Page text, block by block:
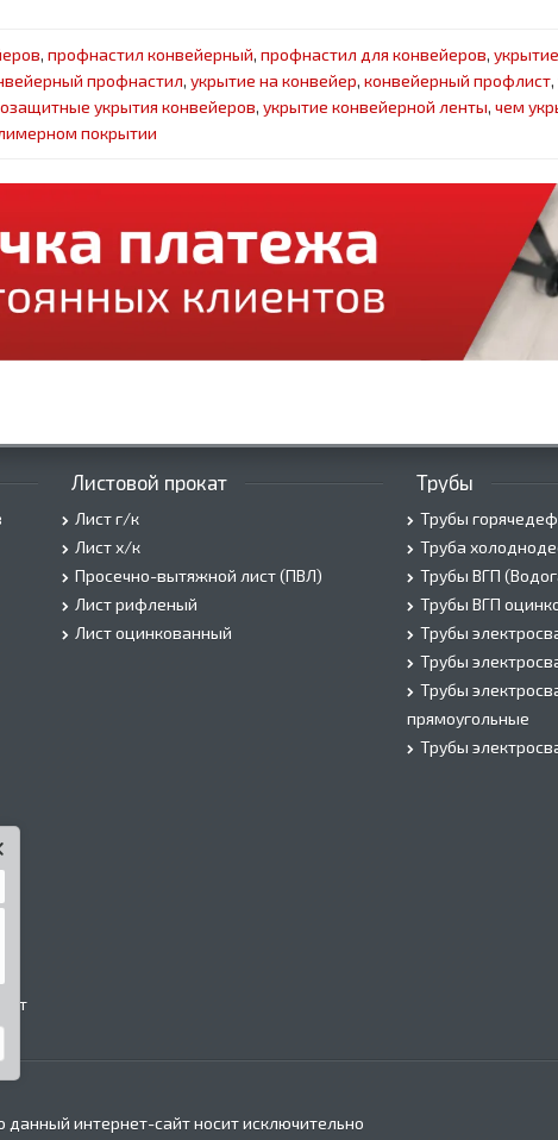
, профнастил конвейерный, профнастил для конвейеров,
профнастил, укрытие на конвейер, конвейерный профлист,
укрытия конвейеров, укрытие конвейерной ленты, чем
покрытии
Листовой прокат
Лист г/к
Лист х/к
Просечно-вытяжной лист (ПВЛ)
Лист рифленый
Лист оцинкованный
Трубы
Трубы
Труба
Трубы ВГП
Трубы ВГП
Трубы
Трубы
Трубы
прямоугольные
Трубы
интернет-сайт носит исключительно